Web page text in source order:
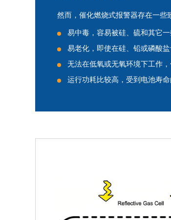
然而，催化燃烧式报警器存在一些
易中毒，容易被硅、硫和其它
易老化，即使在硅、铅或磷酸
无法在低氧或无氧环境下工作
运行功耗比较高，受到电池寿命